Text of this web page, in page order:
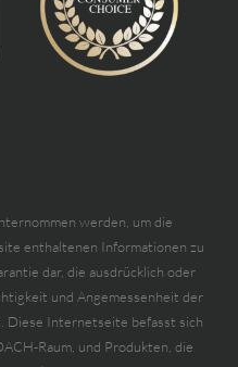
werden, um die
enthaltenen Informationen zu
dar, die ausdrücklich oder
und Angemessenheit der
Diese Internetseite befasst sich
Raum, und Produkten, die